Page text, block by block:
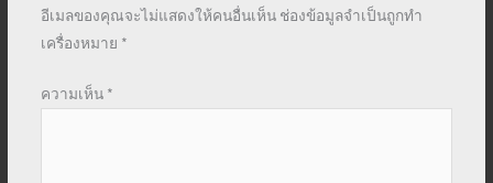
อีเมลของคุณจะไม่แสดงให้คนอื่นเห็น ช่องข้อมูลจำเป็นถูกทำ
เครื่องหมาย *
ความเห็น *